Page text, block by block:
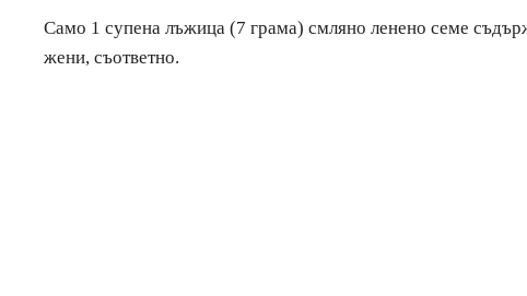
Само 1 супена лъжица (7 грама) смляно ленено семе
жени, съответно.